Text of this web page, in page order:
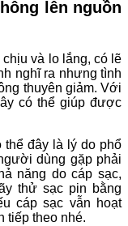
lên nguồn
và lo lắng, có lẽ
nghĩ ra nhưng tình
thuyên giảm. Với
có thể giúp được
thể đây là lý do phổ
dùng gặp phải
năng do cáp sạc,
thử sạc pin bằng
cáp sạc vẫn hoạt
tiếp theo nhé.